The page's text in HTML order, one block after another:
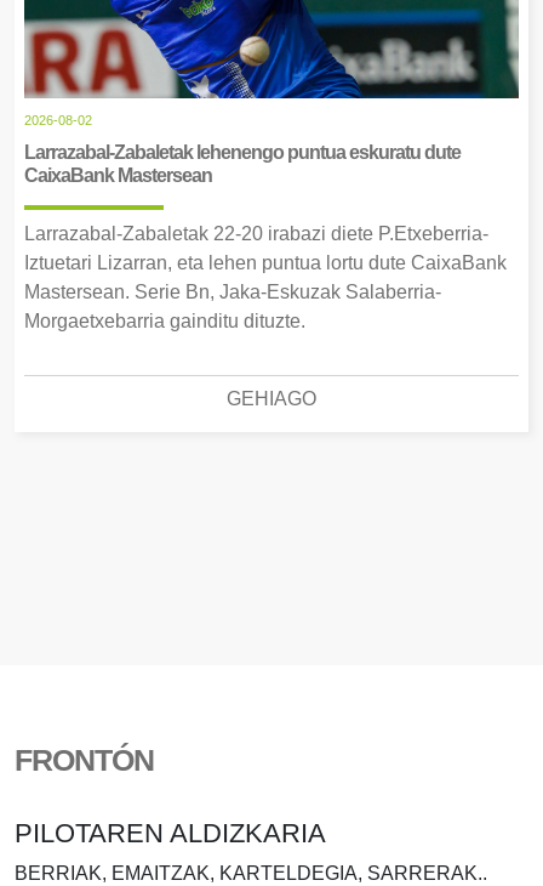
2026-08-02
Larrazabal-Zabaletak lehenengo puntua eskuratu dute
CaixaBank Mastersean
Larrazabal-Zabaletak 22-20 irabazi diete P.Etxeberria-
Iztuetari Lizarran, eta lehen puntua lortu dute CaixaBank
Mastersean. Serie Bn, Jaka-Eskuzak Salaberria-
Morgaetxebarria gainditu dituzte.
GEHIAGO
FRONTÓN
PILOTAREN ALDIZKARIA
BERRIAK, EMAITZAK, KARTELDEGIA, SARRERAK..